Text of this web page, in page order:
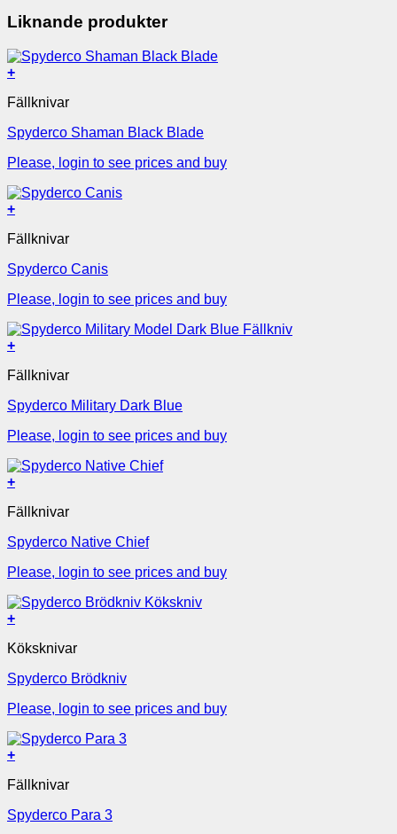
Liknande produkter
+
Fällknivar
Spyderco Shaman Black Blade
Please, login to see prices and buy
+
Fällknivar
Spyderco Canis
Please, login to see prices and buy
+
Fällknivar
Spyderco Military Dark Blue
Please, login to see prices and buy
+
Fällknivar
Spyderco Native Chief
Please, login to see prices and buy
+
Köksknivar
Spyderco Brödkniv
Please, login to see prices and buy
+
Fällknivar
Spyderco Para 3